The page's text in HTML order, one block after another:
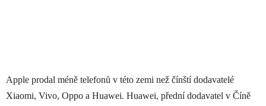
Apple prodal méně telefonů v této zemi než čínští dodavatelé
Xiaomi, Vivo, Oppo a Huawei. Huawei, přední dodavatel v Číně